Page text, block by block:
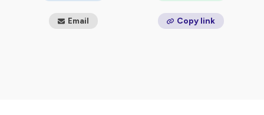
(Ulmer 2024).
Email Copy link